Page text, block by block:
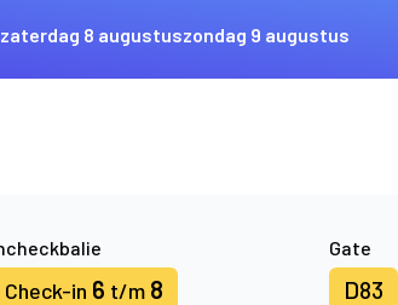
zaterdag 8 augustuszondag 9 augustus
Check-in 6 t/m 8
Gate
D83